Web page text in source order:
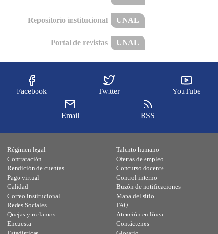
Repositorio institucional UNAL
Portal de revistas UNAL
Facebook Twitter YouTube
Email RSS
Régimen legal
Contratación
Rendición de cuentas
Pago virtual
Calidad
Talento humano
Ofertas de empleo
Concurso docente
Control interno
Buzón de notificaciones
Correo institucional
Redes Sociales
Quejas y reclamos
Encuesta
Mapa del sitio
FAQ
Atención en línea
Contáctenos